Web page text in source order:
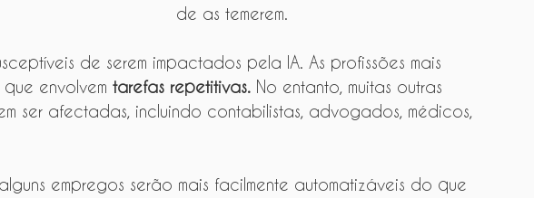
de as temerem.
de serem impactados pela IA. As profissões mais
que envolvem tarefas repetitivas. No entanto, muitas outras
ser afectadas, incluindo contabilistas, advogados, médicos,
empregos serão mais facilmente automatizáveis do que